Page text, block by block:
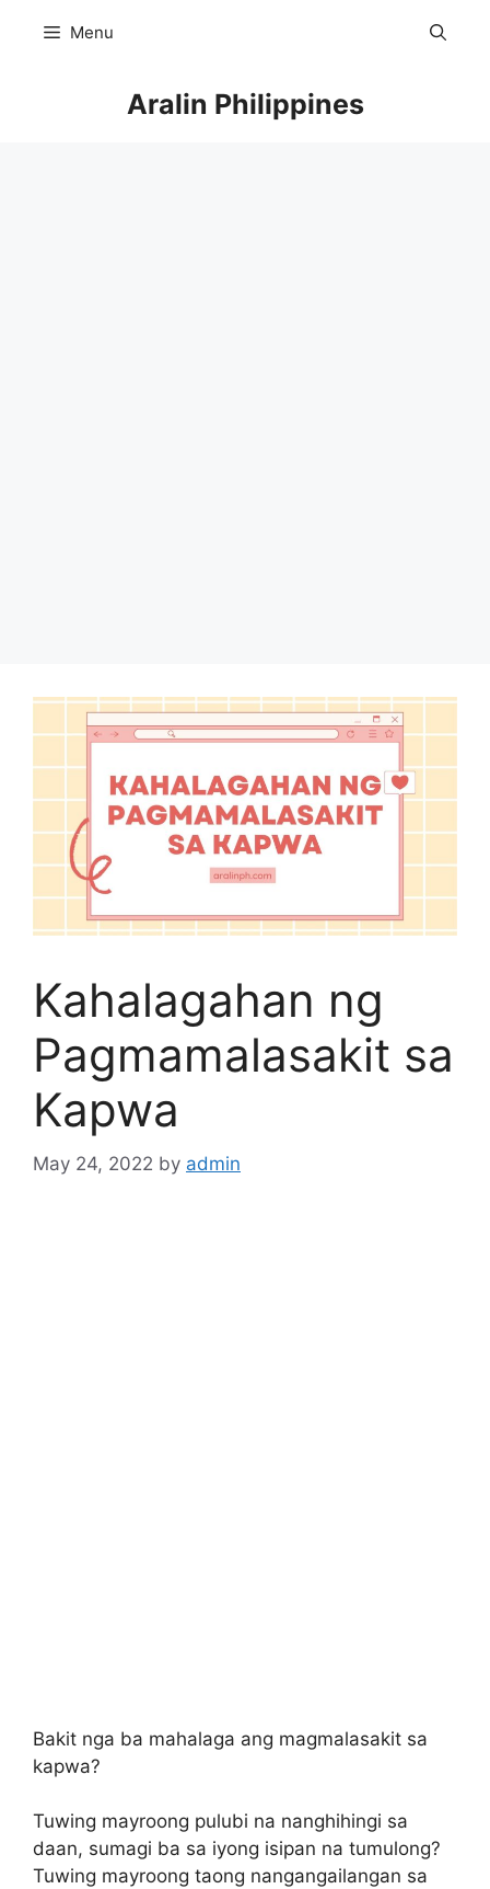
Menu
Aralin Philippines
Kahalagahan ng
Pagmamalasakit sa
Kapwa
May 24, 2022 by admin
Bakit nga ba mahalaga ang magmalasakit sa
kapwa?
Tuwing mayroong pulubi na nanghihingi sa
daan, sumagi ba sa iyong isipan na tumulong?
Tuwing mayroong taong nangangailangan sa